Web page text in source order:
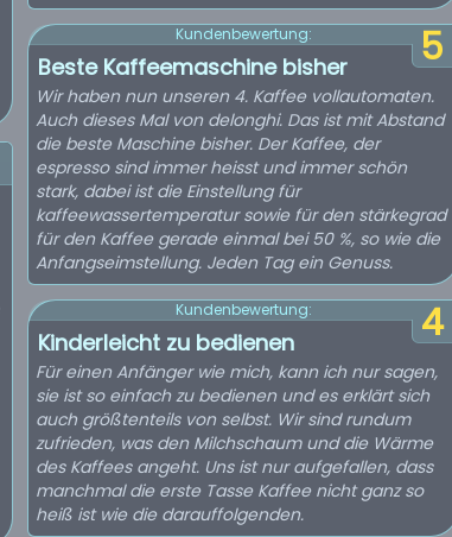
5
Kundenbewertung:
Beste Kaffeemaschine bisher
Wir haben nun unseren 4. Kaffee vollautomaten.
Auch dieses Mal von delonghi. Das ist mit Abstand
die beste Maschine bisher. Der Kaffee, der
espresso sind immer heisst und immer schön
stark, dabei ist die Einstellung für
kaffeewassertemperatur sowie für den stärkegrad
für den Kaffee gerade einmal bei 50 %, so wie die
Anfangseimstellung. Jeden Tag ein Genuss.
4
Kundenbewertung:
Kinderleicht zu bedienen
Für einen Anfänger wie mich, kann ich nur sagen,
sie ist so einfach zu bedienen und es erklärt sich
auch größtenteils von selbst. Wir sind rundum
zufrieden, was den Milchschaum und die Wärme
des Kaffees angeht. Uns ist nur aufgefallen, dass
manchmal die erste Tasse Kaffee nicht ganz so
heiß ist wie die darauffolgenden.